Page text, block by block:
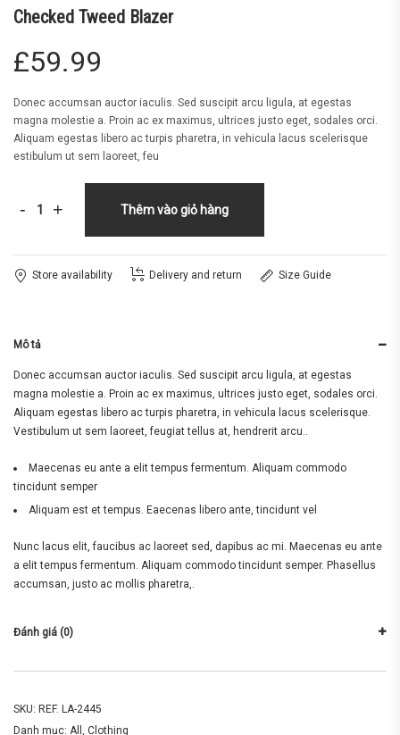
Checked Tweed Blazer
£59.99
Donec accumsan auctor iaculis. Sed suscipit arcu ligula, at egestas
magna molestie a. Proin ac ex maximus, ultrices justo eget, sodales orci.
Aliquam egestas libero ac turpis pharetra, in vehicula lacus scelerisque
estibulum ut sem laoreet, feu
- + Thêm vào giỏ hàng
Store availability Delivery and return Size Guide
Mô tả
Donec accumsan auctor iaculis. Sed suscipit arcu ligula, at egestas
magna molestie a. Proin ac ex maximus, ultrices justo eget, sodales orci.
Aliquam egestas libero ac turpis pharetra, in vehicula lacus scelerisque.
Vestibulum ut sem laoreet, feugiat tellus at, hendrerit arcu..
Maecenas eu ante a elit tempus fermentum. Aliquam commodo
tincidunt semper
Aliquam est et tempus. Eaecenas libero ante, tincidunt vel
Nunc lacus elit, faucibus ac laoreet sed, dapibus ac mi. Maecenas eu ante
a elit tempus fermentum. Aliquam commodo tincidunt semper. Phasellus
accumsan, justo ac mollis pharetra,.
Đánh giá (0)
SKU: REF. LA-2445
Danh mục: All Clothing